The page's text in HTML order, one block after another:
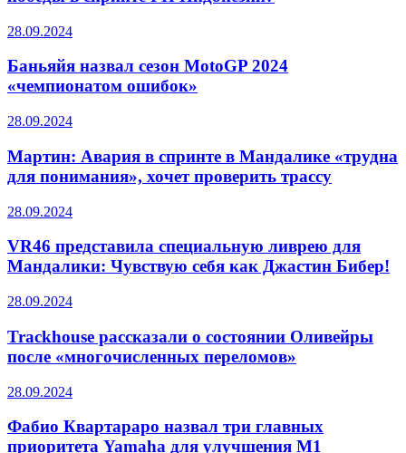
28.09.2024
Баньяйя назвал сезон MotoGP 2024
«чемпионатом ошибок»
28.09.2024
Мартин: Авария в спринте в Мандалике «трудна
для понимания», хочет проверить трассу
28.09.2024
VR46 представила специальную ливрею для
Мандалики: Чувствую себя как Джастин Бибер!
28.09.2024
Trackhouse рассказали о состоянии Оливейры
после «многочисленных переломов»
28.09.2024
Фабио Квартараро назвал три главных
приоритета Yamaha для улучшения M1